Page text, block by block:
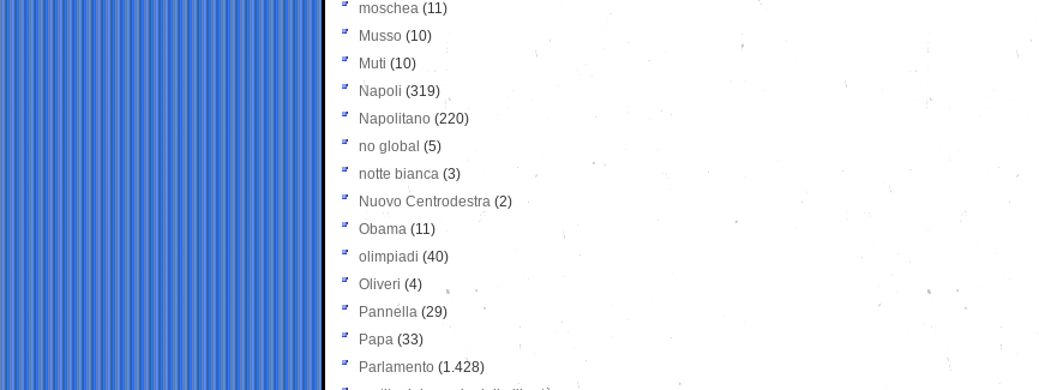
moschea (11)
Musso (10)
Muti (10)
Napoli (319)
Napolitano (220)
no global (5)
notte bianca (3)
Nuovo Centrodestra (2)
Obama (11)
olimpiadi (40)
Oliveri (4)
Pannella (29)
Papa (33)
Parlamento (1.428)